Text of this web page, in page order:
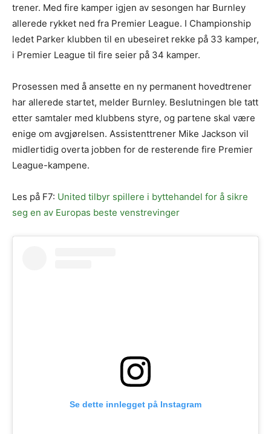
trener. Med fire kamper igjen av sesongen har Burnley
allerede rykket ned fra Premier League. I Championship
ledet Parker klubben til en ubeseiret rekke på 33 kamper,
i Premier League til fire seier på 34 kamper.
Prosessen med å ansette en ny permanent hovedtrener
har allerede startet, melder Burnley. Beslutningen ble tatt
etter samtaler med klubbens styre, og partene skal være
enige om avgjørelsen. Assistenttrener Mike Jackson vil
midlertidig overta jobben for de resterende fire Premier
League-kampene.
Les på F7: United tilbyr spillere i byttehandel for å sikre
seg en av Europas beste venstrevinger
Se dette innlegget på Instagram